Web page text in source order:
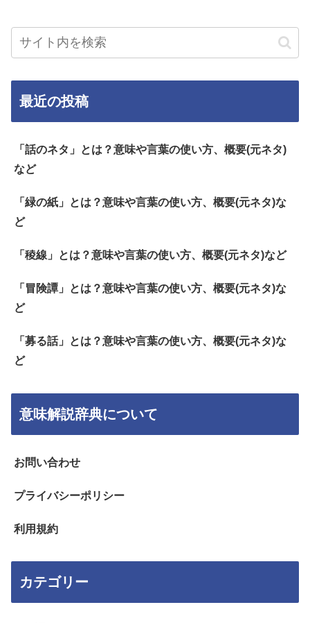
最近の投稿
「話のネタ」とは？意味や言葉の使い方、概要(元ネタ)
など
「緑の紙」とは？意味や言葉の使い方、概要(元ネタ)な
ど
「稜線」とは？意味や言葉の使い方、概要(元ネタ)など
「冒険譚」とは？意味や言葉の使い方、概要(元ネタ)な
ど
「募る話」とは？意味や言葉の使い方、概要(元ネタ)な
ど
意味解説辞典について
お問い合わせ
プライバシーポリシー
利用規約
カテゴリー